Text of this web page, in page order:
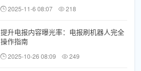
2025-11-6 08:07 218
提升电报内容曝光率：电报刷机器人完全
操作指南
2025-10-26 08:09 249